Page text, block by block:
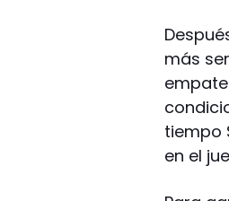
más
tiempo
en el